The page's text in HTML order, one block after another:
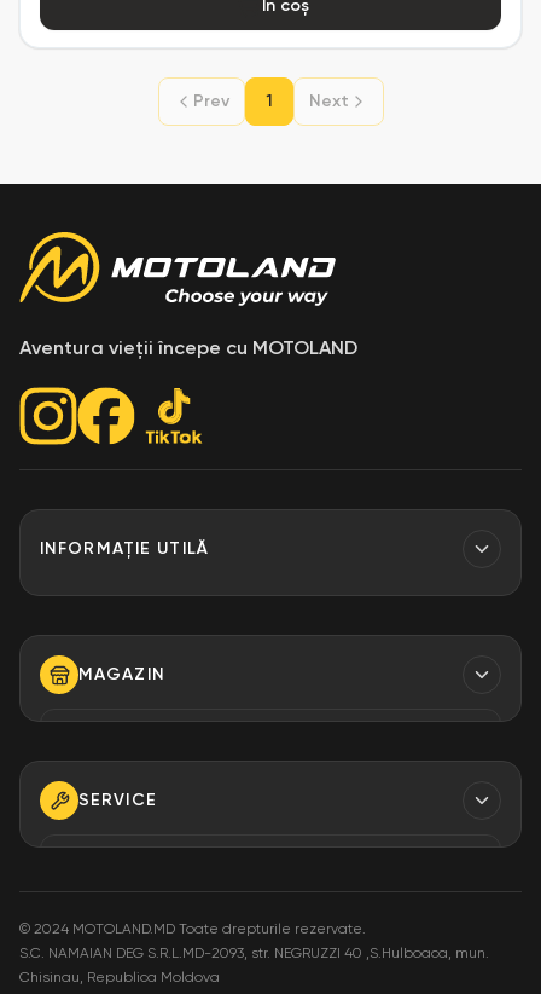
În coș
Prev 1 Next
Aventura vieții începe cu MOTOLAND
INFORMAȚIE UTILĂ
Despre Noi
MAGAZIN
+373 79 923 304
+373 79 923 306
E-MAIL
info@motoland.md
SERVICE
+373 79 923 301
E-MAIL
service@motoland.md
© 2024 MOTOLAND.MD Toate drepturile rezervate.
S.C. NAMAIAN DEG S.R.L.MD-2093, str. NEGRUZZI 40 ,S.Hulboaca, mun.
Chisinau, Republica Moldova